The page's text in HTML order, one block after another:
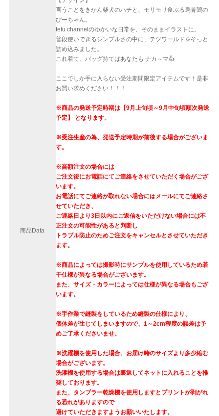
商品Data
言うことをきかん柴犬のハチと、モリモリ食ぶる烏骨鶏の
ぴーちゃん。
tetu channelのゆかいな日常を、そのままイラストに。
普段使いできるシンプルさの中に、テツワールドをそっと
詰め込みました。
これ着て、バッグ持てばあなたも ナカ～マ👍
ここでしか手に入らない受注期間限定アイテムです！是非
お買い求めください！！！
※商品の発送予定時期は【9月上旬頃～9月中旬頃順次発送
予定】 となります。
※受注生産の為、発送予定時期が前後する場合がございま
す。
※高額注文の場合には
ご注文後にお電話にてご連絡をさせていただく場合がござ
います。
お電話にてご連絡が取れない場合にはメールにてご連絡さ
せていただき、
ご連絡日より3日以内にご返信をいただけない場合には不
正注文の可能性があると判断し
トラブル防止のためご注文をキャンセルとさせていただき
ます。
※商品によっては撮影時にサンプルを使用しているため若
干仕様が異なる場合がございます。
また、サイズ・カラーによっては仕様が異なる場合もござ
います。
※手作業で縫製をしているため縫製の仕様により、
個体差が生じてしまいますので、1～2cm程度の誤差は予
めご了承くださいませ。
※洗濯機を使用した場合、お届け時のサイズより多少縮む
場合がございます。
洗濯機を使用する場合は裏返してネットに入れることを推
奨しております。
また、タンブラー乾燥機を使用しますとプリントが剥がれ
る恐れがありますので
避けていただきますようお願いいたします。